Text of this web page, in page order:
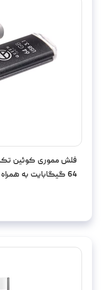
64 گیگابایت به همراه مبدل USB-C